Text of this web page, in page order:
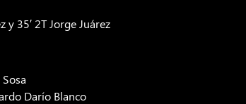
y 35′ 2T Jorge Juárez
Darío Blanco